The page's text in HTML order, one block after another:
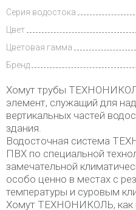
Серия водостока
Цвет
Цветовая гамма
Бренд
Хомут трубы
элемент, служащий для
вертикальных частей
здания.
Водосточная система
ПВХ по специальной
замечательной
особо ценно в местах с
температуры и суровым
Хомут ТЕХНОНИКОЛЬ, как